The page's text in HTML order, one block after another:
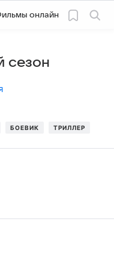
онлайн
сезон
БОЕВИК ТРИЛЛЕР